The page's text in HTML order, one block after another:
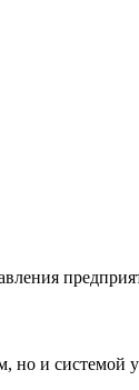
но и системой